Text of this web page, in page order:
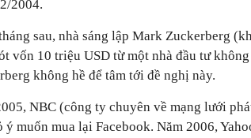
2004.
sau, nhà sáng lập Mark Zuckerberg
vốn 10 triệu USD từ một nhà đầu tư
không hề để tâm tới đề nghị này.
NBC (công ty chuyên về mạng lưới
ý muốn mua lại Facebook. Năm 2006,